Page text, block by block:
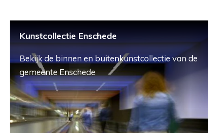
Kunstcollectie Enschede
Bekijk de binnen en buitenkunstcollectie van de
gemeente Enschede